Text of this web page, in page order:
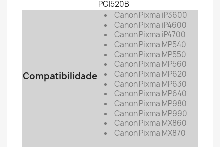
PGI520B
Compatibilidade
Canon Pixma iP3600
Canon Pixma iP4600
Canon Pixma iP4700
Canon Pixma MP540
Canon Pixma MP550
Canon Pixma MP560
Canon Pixma MP620
Canon Pixma MP630
Canon Pixma MP640
Canon Pixma MP980
Canon Pixma MP990
Canon Pixma MX860
Canon Pixma MX870